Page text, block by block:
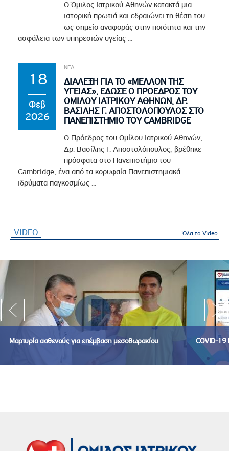
Ο Όμιλος Ιατρικού Αθηνών κατακτά μια
ιστορική πρωτιά και εδραιώνει τη θέση του
ως σημείο αναφοράς στην ποιότητα και την
ασφάλεια των υπηρεσιών υγείας ...
18
Φεβ
2026
ΝΕΑ
ΔΙΑΛΕΞΗ ΓΙΑ ΤΟ «ΜΕΛΛΟΝ ΤΗΣ
ΥΓΕΙΑΣ», ΕΔΩΣΕ Ο ΠΡΟΕΔΡΟΣ ΤΟΥ
ΟΜΙΛΟΥ ΙΑΤΡΙΚΟΥ ΑΘΗΝΩΝ, ΔΡ.
ΒΑΣΙΛΗΣ Γ. ΑΠΟΣΤΟΛΟΠΟΥΛΟΣ ΣΤΟ
ΠΑΝΕΠΙΣΤΗΜΙΟ ΤΟΥ CAMBRIDGE
Ο Πρόεδρος του Ομίλου Ιατρικού Αθηνών,
Δρ. Βασίλης Γ. Αποστολόπουλος, βρέθηκε
πρόσφατα στο Πανεπιστήμιο του
Cambridge, ένα από τα κορυφαία Πανεπιστημιακά
ιδρύματα παγκοσμίως ...
VIDEO Όλα τα Video
Μαρτυρία ασθενούς για επέμβαση μεσοθωρακίου COVID-19